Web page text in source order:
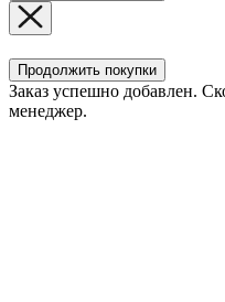
Продолжить покупки
Заказ успешно добавлен.
менеджер.